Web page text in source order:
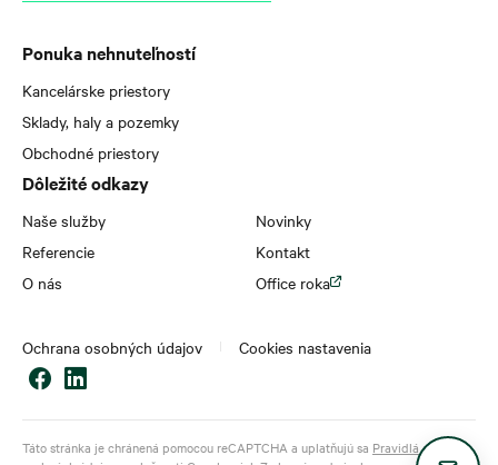
Ponuka nehnuteľností
Kancelárske priestory
Sklady, haly a pozemky
Obchodné priestory
Dôležité odkazy
Naše služby
Referencie
O nás
Novinky
Kontakt
Office roka
Ochrana osobných údajov Cookies nastavenia
Táto stránka je chránená pomocou reCAPTCHA a uplatňujú sa Pravidlá ochrany